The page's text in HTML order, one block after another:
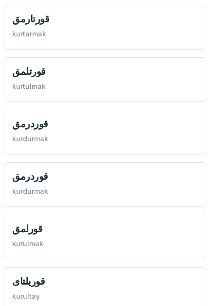
قورتارمق
kurtarmak
قورتلمق
kurtulmak
قوردرمق
kurdurmak
قوردرمق
kurdurmak
قورلمق
kurulmak
قوريلتای
kurultay